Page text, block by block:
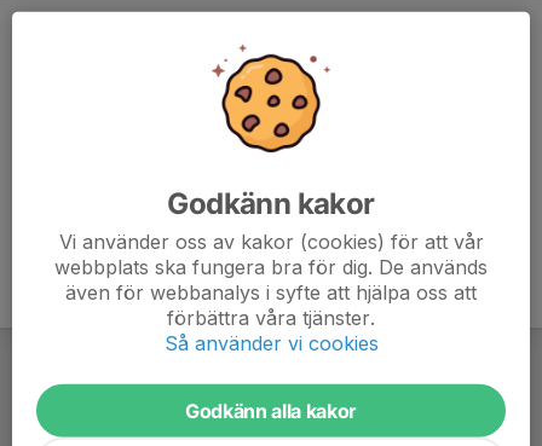
Godkänn kakor
Vi använder oss av kakor (cookies) för att vår
webbplats ska fungera bra för dig. De används
även för webbanalys i syfte att hjälpa oss att
förbättra våra tjänster.
Så använder vi cookies
Godkänn alla kakor